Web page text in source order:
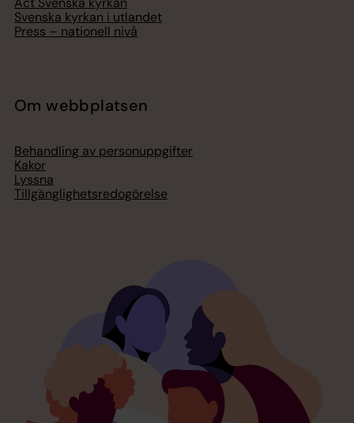
Svenska kyrkan i utlandet
Press – nationell nivå
Om webbplatsen
Behandling av personuppgifter
Kakor
Lyssna
Tillgänglighetsredogörelse